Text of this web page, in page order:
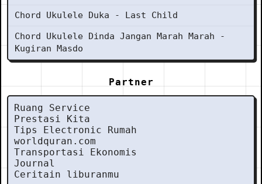
Chord Ukulele Duka - Last Child
Chord Ukulele Dinda Jangan Marah Marah -
Kugiran Masdo
Partner
Ruang Service
Prestasi Kita
Tips Electronic Rumah
worldquran.com
Transportasi Ekonomis
Journal
Ceritain liburanmu